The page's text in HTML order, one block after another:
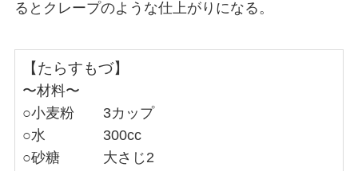
るとクレープのような仕上がりになる。
【たらすもづ】
〜材料〜
○小麦粉 3カップ
○水 300cc
○砂糖 大さじ2